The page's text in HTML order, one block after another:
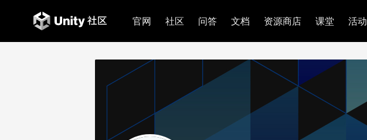
官网 社区 问答 文档 资源商店 课堂 活动